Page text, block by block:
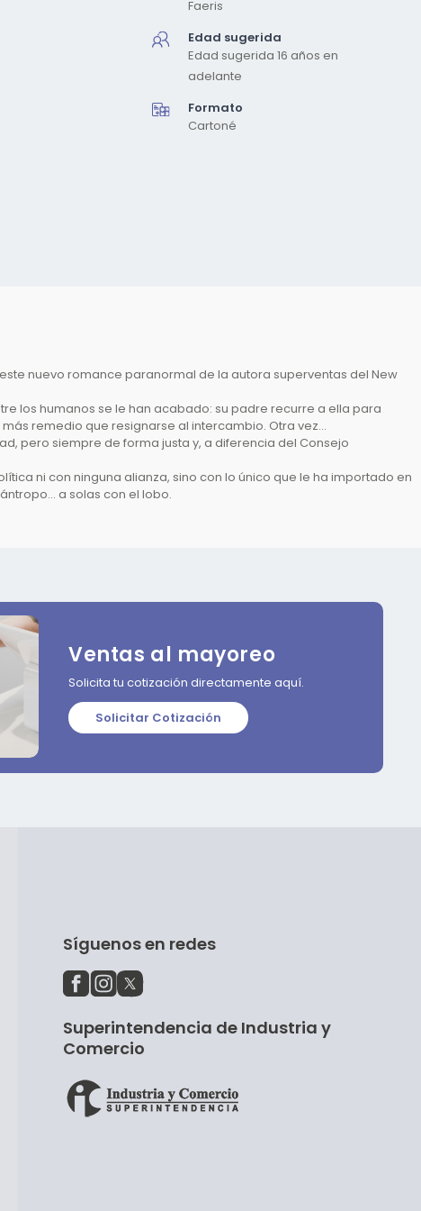
Faeris
Edad sugerida
Edad sugerida 16 años en
adelante
Formato
Cartoné
nuevo romance paranormal de la autora superventas del New
los humanos se le han acabado: su padre recurre a ella para
remedio que resignarse al intercambio. Otra vez…
pero siempre de forma justa y, a diferencia del Consejo
ni con ninguna alianza, sino con lo único que le ha importado en
a solas con el lobo.
Ventas al mayoreo
Solicita tu cotización directamente aquí.
Solicitar Cotización
Síguenos en redes
Superintendencia de Industria y
Comercio